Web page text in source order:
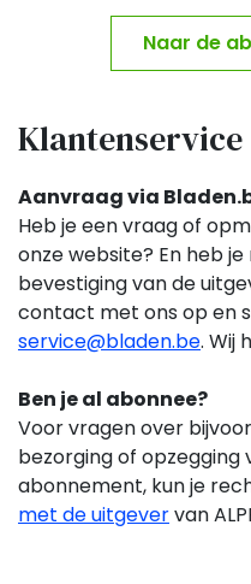
Naar de
Klantenservice
Aanvraag via
Heb je een vraag of
onze website? En heb
bevestiging van de
contact met ons op en
service@bladen.be. Wij
Ben je al abonnee?
Voor vragen over
bezorging of opzegging
abonnement, kun je
met de uitgevervan